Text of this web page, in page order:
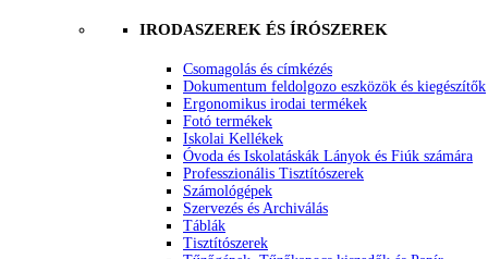
IRODASZEREK ÉS ÍRÓSZEREK
Csomagolás és címkézés
Dokumentum feldolgozo eszközök és kiegészítők
Ergonomikus irodai termékek
Fotó termékek
Iskolai Kellékek
Óvoda és Iskolatáskák Lányok és Fiúk számára
Professzionális Tisztítószerek
Számológépek
Szervezés és Archiválás
Táblák
Tisztítószerek